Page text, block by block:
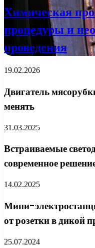
Химическая
процедуры и
проведения
19.02.2026
Двигатель
менять
31.03.2025
Встраиваемые
современное
14.02.2025
Мини-
от розетки в дикой
25.07.2024